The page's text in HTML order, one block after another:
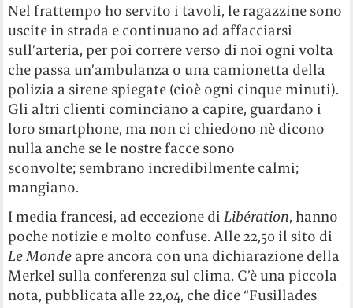
Nel frattempo ho servito i tavoli, le ragazzine sono
uscite in strada e continuano ad affacciarsi
sull’arteria, per poi correre verso di noi ogni volta
che passa un’ambulanza o una camionetta della
polizia a sirene spiegate (cioè ogni cinque minuti).
Gli altri clienti cominciano a capire, guardano i
loro smartphone, ma non ci chiedono nè dicono
nulla anche se le nostre facce sono
sconvolte; sembrano incredibilmente calmi;
mangiano.
I media francesi, ad eccezione di Libération, hanno
poche notizie e molto confuse. Alle 22,50 il sito di
Le Monde apre ancora con una dichiarazione della
Merkel sulla conferenza sul clima. C’è una piccola
nota, pubblicata alle 22,04, che dice “Fusillades